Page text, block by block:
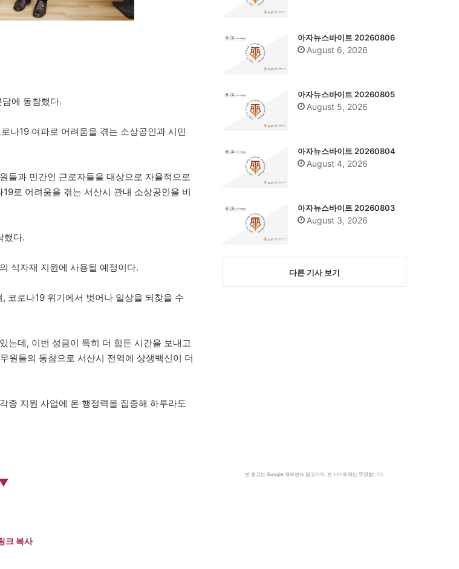
에 동참했다.
나19 여파로 어려움을 겪는 소상공인과 시민
들과 민간인 근로자들을 대상으로 자율적으로
로 어려움을 겪는 서산시 관내 소상공인을 비
했다.
식자재 지원에 사용될 예정이다.
코로나19 위기에서 벗어나 일상을 되찾을 수
는데, 이번 성금이 특히 더 힘든 시간을 보내고
원들의 동참으로 서산시 전역에 상생백신이 더
종 지원 사업에 온 행정력을 집중해 하루라도
▼
크 복사
아자뉴스바이트 20260806
August 6, 2026
아자뉴스바이트 20260805
August 5, 2026
아자뉴스바이트 20260804
August 4, 2026
아자뉴스바이트 20260803
August 3, 2026
다른 기사 보기
본 광고는 Google 애드센스 광고이며, 본 사이트와는 무관합니다.